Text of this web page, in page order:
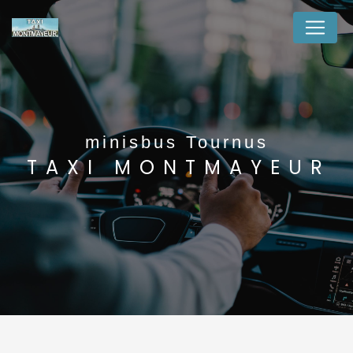
minisbus Tournus
TAXI MONTMAYEUR
Panneau de gestion des cookies